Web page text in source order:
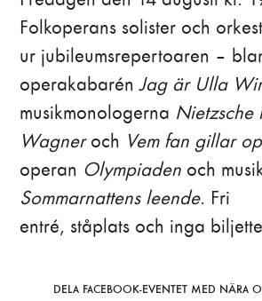
är inte tillåtet.
Gäller biljetter som köpts via
andrahandsförsäljningssajter?
Folkoperan kan inte garantera
som köpts via
Observera att Folkoperans
folkoperan.se samt på plats i
biljettkassa.
Hur gör jag för att boka rullstolsplats
Folkoperans solister och
ur jubileumsrepertoaren –
operakabarénJag är Ulla
musikmonologerna Nietzsche
Wagneroch Vem fan gillar
operan Olympiaden och
Sommarnattens leende. Fri
entré, ståplats och inga
DELA FACEBOOK-EVENTET MED NÄRA